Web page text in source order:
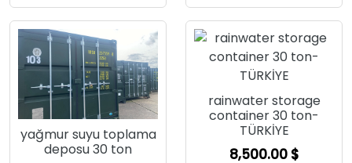
yağmur suyu toplama
deposu 30 ton
rainwater storage
container 30 ton-
TÜRKİYE
8,500.00 $